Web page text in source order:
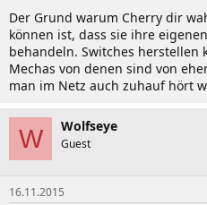
Der Grund warum Cherry dir
können ist, dass sie ihre
behandeln. Switches herstellen
Mechas von denen sind von
man im Netz auch zuhauf hört
W Wolfseye
Guest
16.11.2015